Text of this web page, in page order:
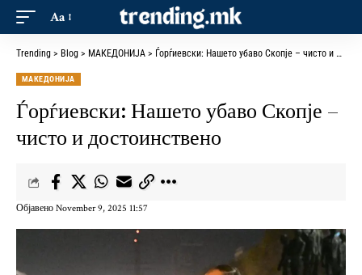
Aa
Trending > Blog > МАКЕДОНИЈА > Ѓорѓиевски: Нашето убаво Скопје – чисто и достоинствено
МАКЕДОНИЈА
Ѓорѓиевски: Нашето убаво Скопје –
чисто и достоинствено
Објавено November 9, 2025 11:57